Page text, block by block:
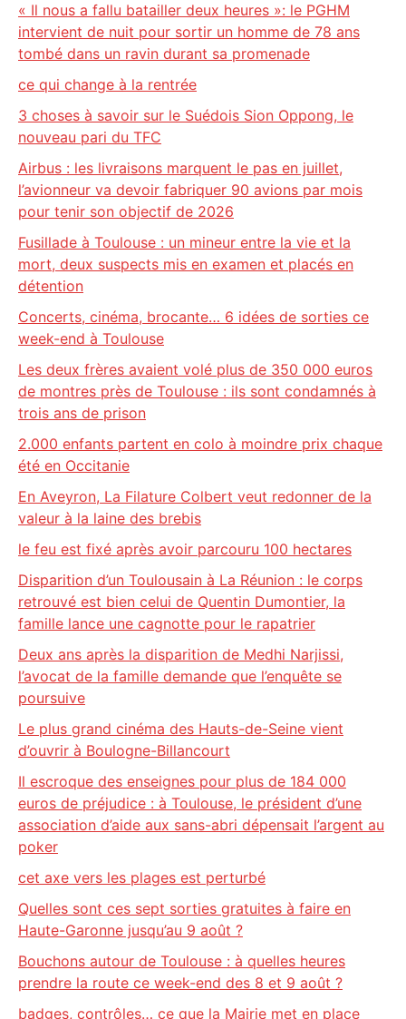
« Il nous a fallu batailler deux heures »: le PGHM
intervient de nuit pour sortir un homme de 78 ans
tombé dans un ravin durant sa promenade
ce qui change à la rentrée
3 choses à savoir sur le Suédois Sion Oppong, le
nouveau pari du TFC
Airbus : les livraisons marquent le pas en juillet,
l’avionneur va devoir fabriquer 90 avions par mois
pour tenir son objectif de 2026
Fusillade à Toulouse : un mineur entre la vie et la
mort, deux suspects mis en examen et placés en
détention
Concerts, cinéma, brocante… 6 idées de sorties ce
week-end à Toulouse
Les deux frères avaient volé plus de 350 000 euros
de montres près de Toulouse : ils sont condamnés à
trois ans de prison
2.000 enfants partent en colo à moindre prix chaque
été en Occitanie
En Aveyron, La Filature Colbert veut redonner de la
valeur à la laine des brebis
le feu est fixé après avoir parcouru 100 hectares
Disparition d’un Toulousain à La Réunion : le corps
retrouvé est bien celui de Quentin Dumontier, la
famille lance une cagnotte pour le rapatrier
Deux ans après la disparition de Medhi Narjissi,
l’avocat de la famille demande que l’enquête se
poursuive
Le plus grand cinéma des Hauts-de-Seine vient
d’ouvrir à Boulogne-Billancourt
Il escroque des enseignes pour plus de 184 000
euros de préjudice : à Toulouse, le président d’une
association d’aide aux sans-abri dépensait l’argent au
poker
cet axe vers les plages est perturbé
Quelles sont ces sept sorties gratuites à faire en
Haute-Garonne jusqu’au 9 août ?
Bouchons autour de Toulouse : à quelles heures
prendre la route ce week-end des 8 et 9 août ?
badges, contrôles… ce que la Mairie met en place